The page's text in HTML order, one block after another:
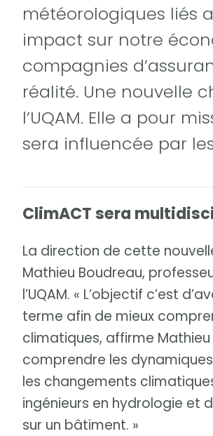
météorologiques liés
impact sur notre
compagnies
réalité. Une nouvelle
l’UQAM. Elle a pour
sera influencée par
ClimACT sera
La direction de cette
Mathieu Boudreau,
l’UQAM. « L’objectif c’est
terme afin de mieux
climatiques, affirme
comprendre les
les changements
ingénieurs en hydrologie et
sur un bâtiment. »